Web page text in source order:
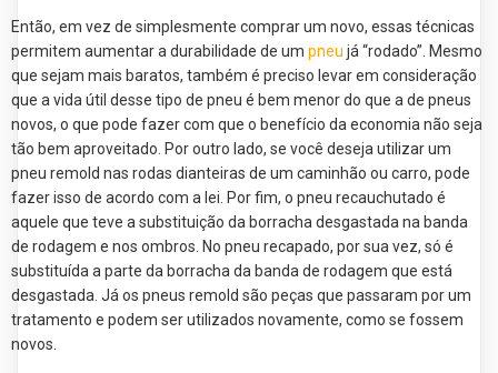
Então, em vez de simplesmente comprar um novo, essas técnicas
permitem aumentar a durabilidade de um pneu já “rodado”. Mesmo
que sejam mais baratos, também é preciso levar em consideração
que a vida útil desse tipo de pneu é bem menor do que a de pneus
novos, o que pode fazer com que o benefício da economia não seja
tão bem aproveitado. Por outro lado, se você deseja utilizar um
pneu remold nas rodas dianteiras de um caminhão ou carro, pode
fazer isso de acordo com a lei. Por fim, o pneu recauchutado é
aquele que teve a substituição da borracha desgastada na banda
de rodagem e nos ombros. No pneu recapado, por sua vez, só é
substituída a parte da borracha da banda de rodagem que está
desgastada. Já os pneus remold são peças que passaram por um
tratamento e podem ser utilizados novamente, como se fossem
novos.